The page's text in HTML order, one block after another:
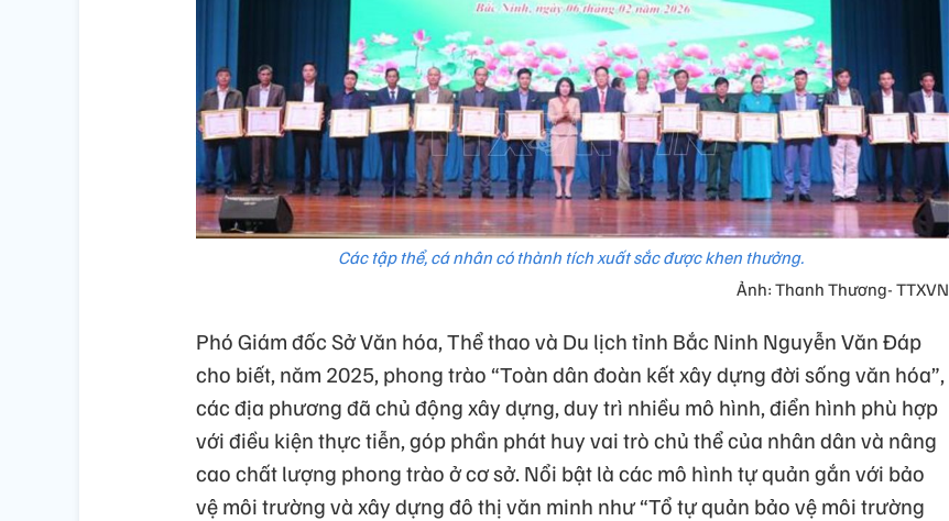
Các tập thể, cá nhân có thành tích xuất sắc được khen thưởng.
Ảnh: Thanh Thương- TTXVN
Phó Giám đốc Sở Văn hóa, Thể thao và Du lịch tỉnh Bắc Ninh Nguyễn Văn Đáp
cho biết, năm 2025, phong trào “Toàn dân đoàn kết xây dựng đời sống văn hóa”,
các địa phương đã chủ động xây dựng, duy trì nhiều mô hình, điển hình phù hợp
với điều kiện thực tiễn, góp phần phát huy vai trò chủ thể của nhân dân và nâng
cao chất lượng phong trào ở cơ sở. Nổi bật là các mô hình tự quản gắn với bảo
vệ môi trường và xây dựng đô thị văn minh như “Tổ tự quản bảo vệ môi trường